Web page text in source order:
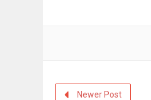
Newer Post